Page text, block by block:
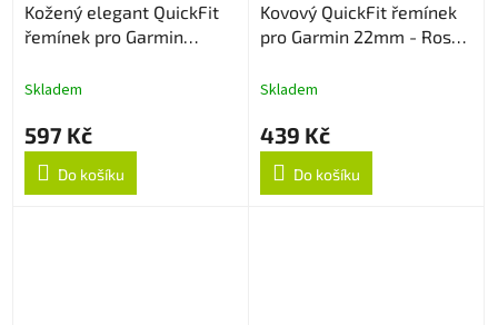
Kožený elegant QuickFit
řemínek pro Garmin
Skladem
597 Kč
Do košíku
Kovový QuickFit řemínek
pro Garmin 22mm - Rose
Skladem
439 Kč
Do košíku